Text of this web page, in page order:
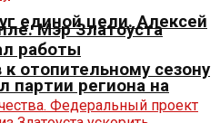
единой цели. Алексей
партии региона на
Мэр Златоуста
работы
отопительному сезону